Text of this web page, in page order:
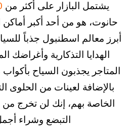
البازار على أكثر من 60
هو من أحد أكبر أماكن التسوق
اسطنبول جذباً للسياحة.
التذكارية وأغراضك المختلفة
يجذبون السياح بأكواب من شاي
لعينات من الحلوى التركية
بهم، إنك لن تخرج من البازار
التبضع وشراء أجمل